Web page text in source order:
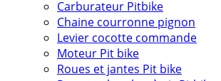
Carburateur Pitbike
Chaine courronne pignon
Levier cocotte commande
Moteur Pit bike
Roues et jantes Pit bike